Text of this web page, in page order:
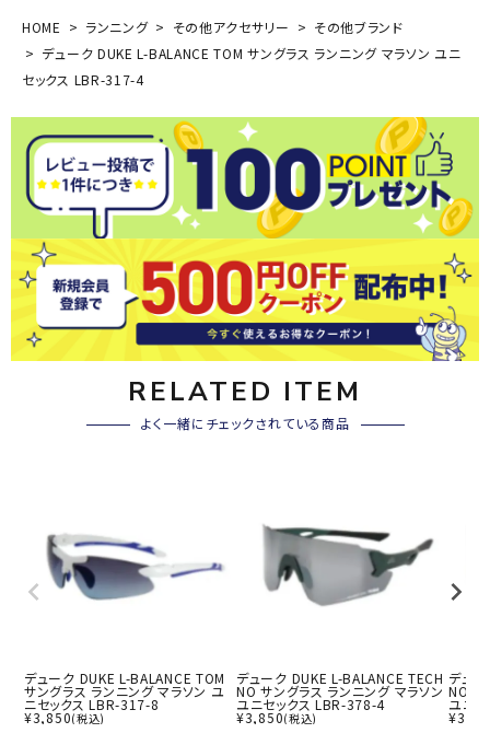
HOME ランニング その他アクセサリー
その他ブランド
デューク DUKE L-BALANCE TOM サングラス ランニング マラソン ユニ
セックス LBR-317-4
RELATED ITEM
よく一緒にチェックされている商品
デューク DUKE L-BALANCE TOM
サングラス ランニング マラソン ユ
ニセックス LBR-317-8
¥3,850(税込)
デューク DUKE L-BALANCE TECH
NO サングラス ランニング マラソン
ユニセックス LBR-378-4
¥3,850(税込)
デュ
NO サ
ユニ
¥